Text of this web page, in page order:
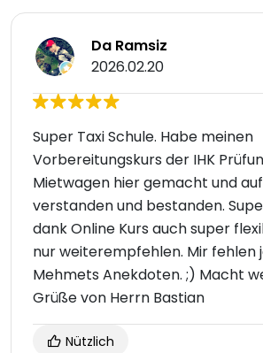
Da Ramsiz
2026.02.20
Super Taxi Schule. Habe meinen
Vorbereitungskurs der IHK
Mietwagen hier gemacht und
verstanden und bestanden.
dank Online Kurs auch super
nur weiterempfehlen. Mir fehlen
Mehmets Anekdoten. ;) Macht
Grüße von Herrn Bastian
Nützlich